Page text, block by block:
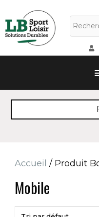
au
contenu
Accueil / Produit
Mobile